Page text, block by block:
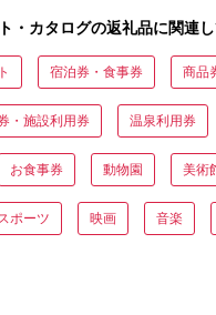
・カタログの返礼品に関連
宿泊券・食事券 商品
・施設利用券 温泉利用券
お食事券 動物園 美術
スポーツ 映画 音楽